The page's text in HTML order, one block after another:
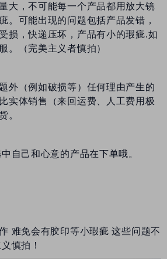
大，不可能每一个产品都用放大镜
。可能出现的问题包括产品发错，
损，快递压坏，产品有小的瑕疵.如
。（完美主义者慎拍）
外（例如破损等）任何理由产生的
实体销售（来回运费、人工费用极
。
自己和心意的产品在下单哦。
难免会有胶印等小瑕疵 这些问题不
慎拍！